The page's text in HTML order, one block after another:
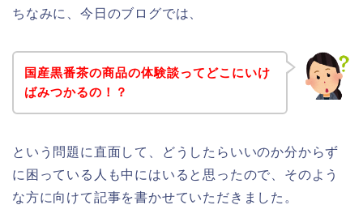
ちなみに、今日のブログでは、
国産黒番茶の商品の体験談ってどこにいけ
ばみつかるの！？
という問題に直面して、どうしたらいいのか分からず
に困っている人も中にはいると思ったので、そのよう
な方に向けて記事を書かせていただきました。